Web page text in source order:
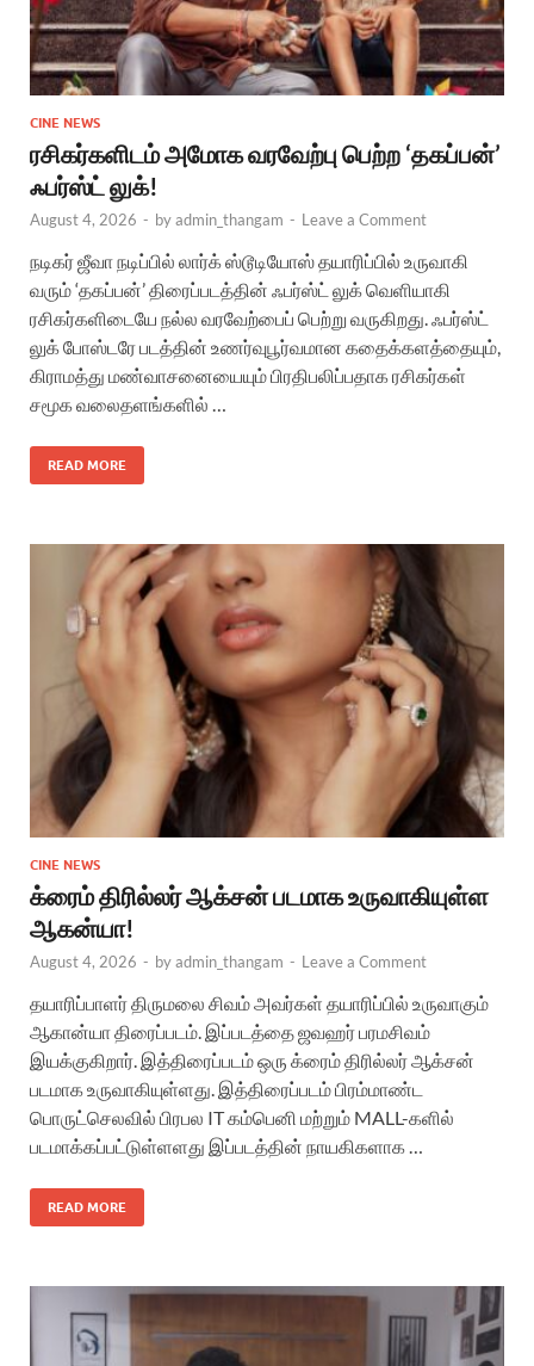
CINE NEWS
ரசிகர்களிடம் அமோக வரவேற்பு பெற்ற ‘தகப்பன்’
ஃபர்ஸ்ட் லுக்!
August 4, 2026 - byadmin_thangam - Leave a Comment
நடிகர் ஜீவா நடிப்பில் லார்க் ஸ்டூடியோஸ் தயாரிப்பில் உருவாகி
வரும் ‘தகப்பன்’ திரைப்படத்தின் ஃபர்ஸ்ட் லுக் வெளியாகி
ரசிகர்களிடையே நல்ல வரவேற்பைப் பெற்று வருகிறது. ஃபர்ஸ்ட்
லுக் போஸ்டரே படத்தின் உணர்வுபூர்வமான கதைக்களத்தையும்,
கிராமத்து மண்வாசனையையும் பிரதிபலிப்பதாக ரசிகர்கள்
சமூக வலைதளங்களில் …
READ MORE
CINE NEWS
க்ரைம் திரில்லர் ஆக்சன் படமாக உருவாகியுள்ள
ஆகன்யா!
August 4, 2026 - byadmin_thangam - Leave a Comment
தயாரிப்பாளர் திருமலை சிவம் அவர்கள் தயாரிப்பில் உருவாகும்
ஆகான்யா திரைப்படம். இப்படத்தை ஜவஹர் பரமசிவம்
இயக்குகிறார். இத்திரைப்படம் ஒரு க்ரைம் திரில்லர் ஆக்சன்
படமாக உருவாகியுள்ளது. இத்திரைப்படம் பிரம்மாண்ட
பொருட்செலவில் பிரபல IT கம்பெனி மற்றும் MALL-களில்
படமாக்கப்பட்டுள்ளளது இப்படத்தின் நாயகிகளாக …
READ MORE